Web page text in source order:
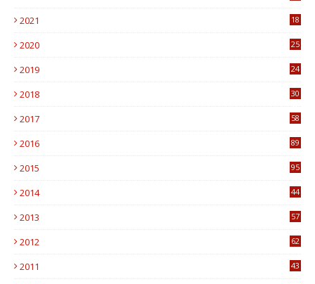
2021
18
2020
25
2019
24
2018
30
2017
58
2016
89
2015
95
2014
44
2013
57
2012
62
2011
43